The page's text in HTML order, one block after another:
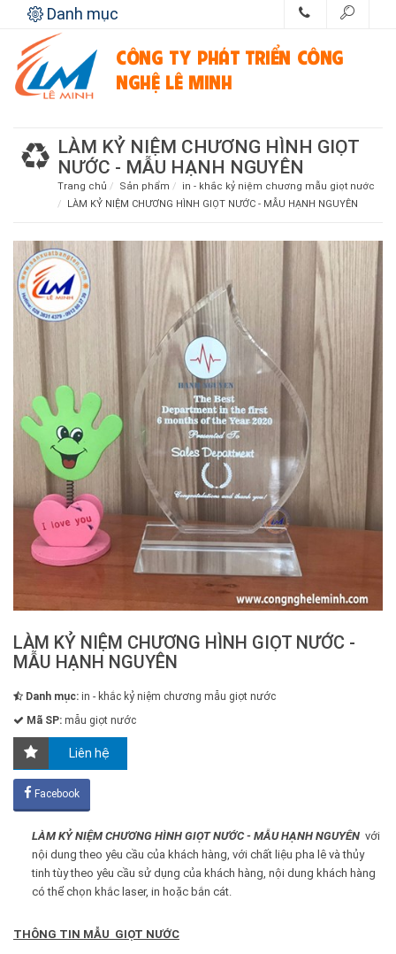
CÔNG TY PHÁT TRIỂN CÔNG
NGHỆ LÊ MINH
Danh mục
LÀM KỶ NIỆM CHƯƠNG HÌNH GIỌT
NƯỚC - MẪU HẠNH NGUYÊN
Trang chủ Sản phẩm
in - khắc kỷ niệm chương mẫu giọt nước
LÀM KỶ NIỆM CHƯƠNG HÌNH GIỌT NƯỚC - MẪU HẠNH NGUYÊN
LÀM KỶ NIỆM CHƯƠNG HÌNH GIỌT NƯỚC -
MẪU HẠNH NGUYÊN
Danh mục: in - khắc kỷ niệm chương mẫu giọt nước
Mã SP: mẫu giọt nước
Liên hệ
Facebook
LÀM KỶ NIỆM CHƯƠNG HÌNH GIỌT NƯỚC - MẪU HẠNH NGUYÊN với
nội dung theo yêu cầu của khách hàng, với chất liệu pha lê và thủy
tinh tùy theo yêu cầu sử dụng của khách hàng, nội dung khách hàng
có thể chọn khắc laser, in hoặc bắn cát.
THÔNG TIN MẪU GIỌT NƯỚC